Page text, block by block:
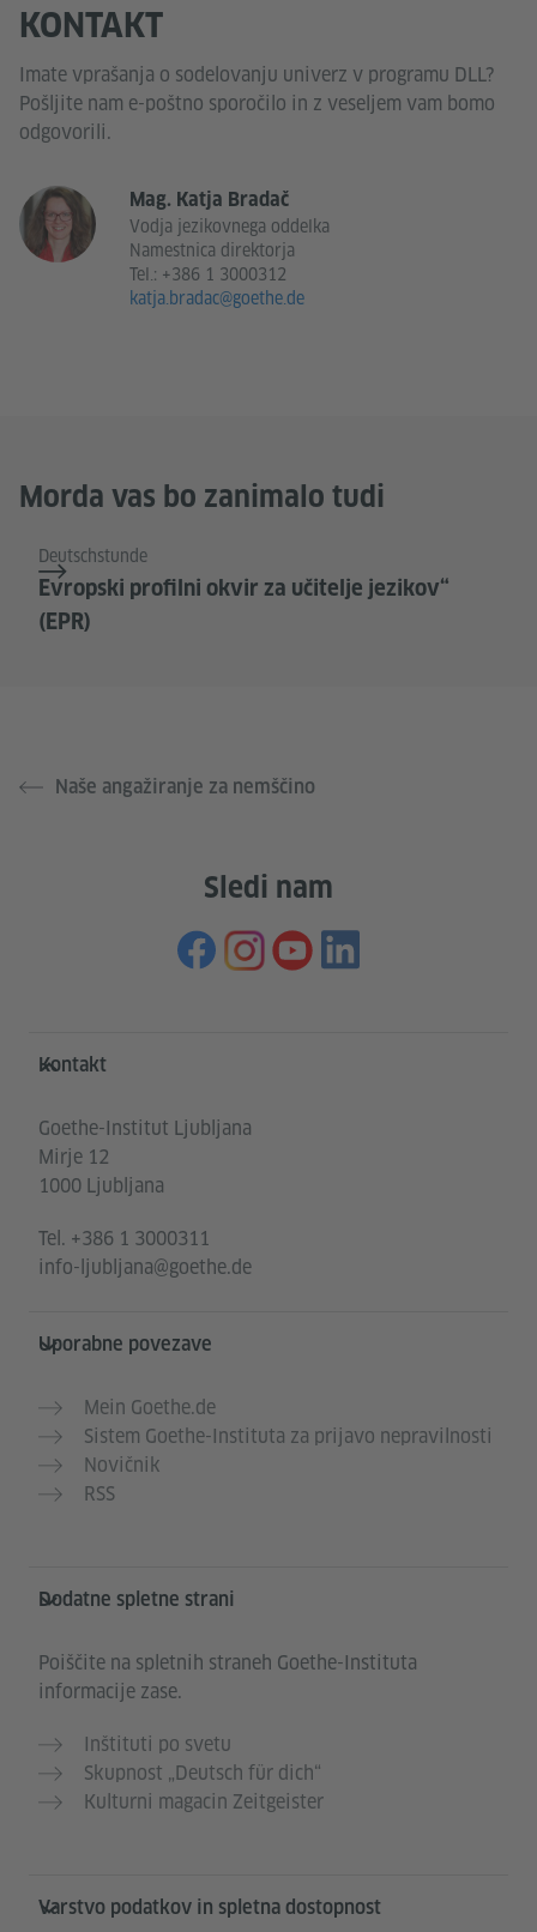
KONTAKT
Imate vprašanja o sodelovanju univerz v programu DLL?
Pošljite nam e-poštno sporočilo in z veseljem vam bomo
odgovorili.
Mag. Katja Bradač
Vodja jezikovnega oddelka
Namestnica direktorja
Tel.: +386 1 3000312
katja.bradac@goethe.de
Morda vas bo zanimalo tudi
Deutschstunde
Evropski profilni okvir za učitelje jezikov“
(EPR)
Naše angažiranje za nemščino
Sledi nam
Service- und Informationsbereich
Kontakt
Goethe-Institut Ljubljana
Mirje 12
1000 Ljubljana
Tel. +386 1 3000311
info-ljubljana@goethe.de
Uporabne povezave
Mein Goethe.de
Sistem Goethe-Instituta za prijavo nepravilnosti
Novičnik
RSS
Dodatne spletne strani
Poiščite na spletnih straneh Goethe-Instituta
informacije zase.
Inštituti po svetu
Skupnost „Deutsch für dich“
Kulturni magacin Zeitgeister
Varstvo podatkov in spletna dostopnost